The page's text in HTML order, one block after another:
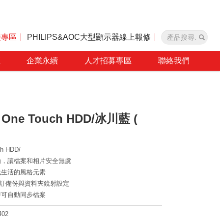
區 PHILIPS&AOC大型顯示器線上報修
企業永續 人才招募專區 聯絡我們
Touch HDD/冰川藍 (
HDD/
讓檔案和相片安全無虞
活的風格元素
備份與資料夾鏡射設定
自動同步檔案